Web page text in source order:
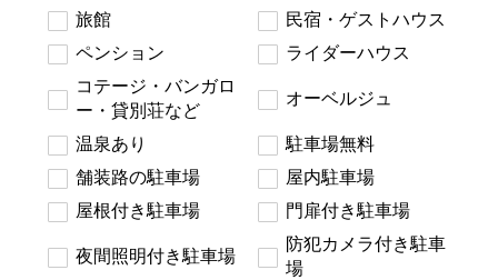
旅館
民宿・ゲストハウス
ペンション
ライダーハウス
コテージ・バンガロ
ー・貸別荘など
オーベルジュ
温泉あり
駐車場無料
舗装路の駐車場
屋内駐車場
屋根付き駐車場
門扉付き駐車場
夜間照明付き駐車場
防犯カメラ付き駐車
場